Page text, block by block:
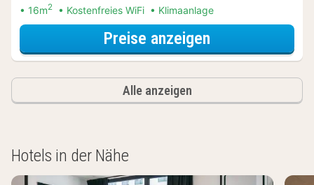
16m2 Kostenfreies WiFi Klimaanlage
Preise anzeigen
Alle anzeigen
Hotels in der Nähe